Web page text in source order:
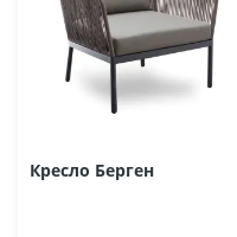
Кресло Берген